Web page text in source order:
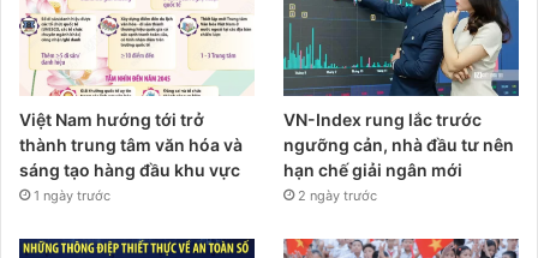
Việt Nam hướng tới trở
thành trung tâm văn hóa và
sáng tạo hàng đầu khu vực
1 ngày trước
VN-Index rung lắc trước
ngưỡng cản, nhà đầu tư nên
hạn chế giải ngân mới
2 ngày trước